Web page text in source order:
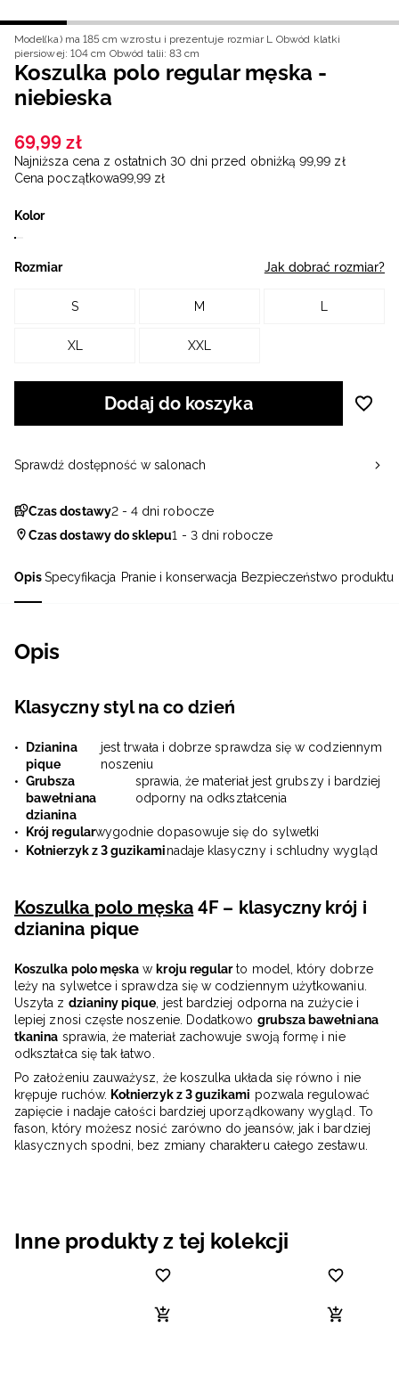
Model(ka) ma 185 cm wzrostu i prezentuje rozmiar L Obwód klatki
piersiowej: 104 cm Obwód talii: 83 cm
OpisSpecyfikacja Pranie i konserwacja Bezpieczeństwo produktu
Opis
Klasyczny styl na co dzień
Dzianina
pique
jest trwała i dobrze sprawdza się w codziennym
noszeniu
Grubsza
bawełniana
dzianina
sprawia, że materiał jest grubszy i bardziej
odporny na odkształcenia
Krój regularwygodnie dopasowuje się do sylwetki
Kołnierzyk z 3 guzikaminadaje klasyczny i schludny wygląd
Koszulka polo męska 4F – klasyczny krój i
dzianina pique
Koszulka polo męska w kroju regularto model, który dobrze
leży na sylwetce i sprawdza się w codziennym użytkowaniu.
Uszyta z dzianiny pique, jest bardziej odporna na zużycie i
lepiej znosi częste noszenie. Dodatkowo grubsza bawełniana
tkanina sprawia, że materiał zachowuje swoją formę i nie
odkształca się tak łatwo.
Po założeniu zauważysz, że koszulka układa się równo i nie
krępuje ruchów. Kołnierzyk z 3 guzikami pozwala regulować
zapięcie i nadaje całości bardziej uporządkowany wygląd. To
fason, który możesz nosić zarówno do jeansów, jak i bardziej
klasycznych spodni, bez zmiany charakteru całego zestawu.
Koszulka polo regular męska -
niebieska
69,99 zł
Najniższa cena z ostatnich 30 dni przed obniżką 99,99 zł
Cena początkowa99,99 zł
Kolor
Rozmiar Jak dobrać rozmiar?
S M L
XL XXL
Dodaj do koszyka
Czas dostawy2 - 4 dni robocze
Czas dostawy do sklepu1 - 3 dni robocze
Sprawdź dostępność w salonach
Inne produkty z tej kolekcji